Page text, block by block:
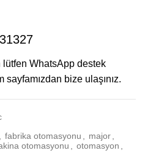
WhatsApp destek
bize ulaşınız.
fabrika otomasyonu major
otomasyonu otomasyon